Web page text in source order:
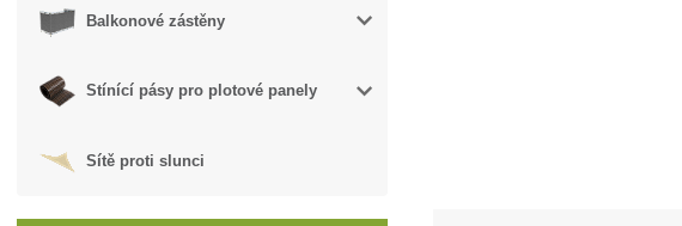
Balkonové zástěny
Stínící pásy pro plotové panely
Sítě proti slunci